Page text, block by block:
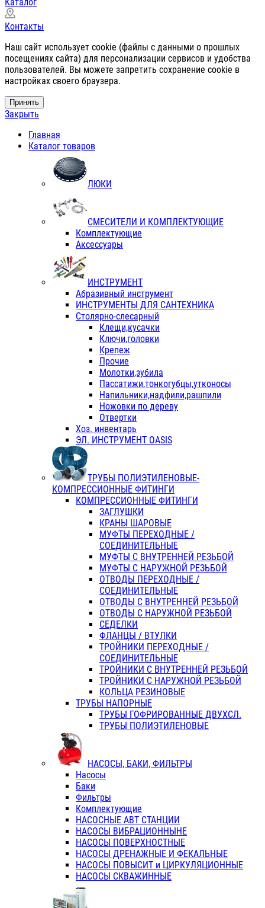
Контакты
Наш сайт использует cookie (файлы с данными о прошлых
посещениях сайта) для персонализации сервисов и удобства
пользователей. Вы можете запретить сохранение cookie в
настройках своего браузера.
Принять
Закрыть
Главная
Каталог товаров
ЛЮКИ
СМЕСИТЕЛИ И КОМПЛЕКТУЮЩИЕ
Комплектующие
Аксессуары
ИНСТРУМЕНТ
Абразивный инструмент
ИНСТРУМЕНТЫ ДЛЯ САНТЕХНИКА
Столярно-слесарный
Клещи,кусачки
Ключи,головки
Крепеж
Прочие
Молотки,зубила
Пассатижи,тонкогубцы,утконосы
Напильники,надфили,рашпили
Ножовки по дереву
Отвертки
Хоз. инвентарь
ЭЛ. ИНСТРУМЕНТ OASIS
ТРУБЫ ПОЛИЭТИЛЕНОВЫЕ-
КОМПРЕССИОННЫЕ ФИТИНГИ
КОМПРЕССИОННЫЕ ФИТИНГИ
ЗАГЛУШКИ
КРАНЫ ШАРОВЫЕ
МУФТЫ ПЕРЕХОДНЫЕ /
СОЕДИНИТЕЛЬНЫЕ
МУФТЫ С ВНУТРЕННЕЙ РЕЗЬБОЙ
МУФТЫ С НАРУЖНОЙ РЕЗЬБОЙ
ОТВОДЫ ПЕРЕХОДНЫЕ /
СОЕДИНИТЕЛЬНЫЕ
ОТВОДЫ С ВНУТРЕННЕЙ РЕЗЬБОЙ
ОТВОДЫ С НАРУЖНОЙ РЕЗЬБОЙ
СЕДЕЛКИ
ФЛАНЦЫ / ВТУЛКИ
ТРОЙНИКИ ПЕРЕХОДНЫЕ /
СОЕДИНИТЕЛЬНЫЕ
ТРОЙНИКИ С ВНУТРЕННЕЙ РЕЗЬБОЙ
ТРОЙНИКИ С НАРУЖНОЙ РЕЗЬБОЙ
КОЛЬЦА РЕЗИНОВЫЕ
ТРУБЫ НАПОРНЫЕ
ТРУБЫ ГОФРИРОВАННЫЕ ДВУХСЛ.
ТРУБЫ ПОЛИЭТИЛЕНОВЫЕ
НАСОСЫ, БАКИ, ФИЛЬТРЫ
Насосы
Баки
Фильтры
Комплектующие
НАСОСНЫЕ АВТ СТАНЦИИ
НАСОСЫ ВИБРАЦИОННЫНЕ
НАСОСЫ ПОВЕРХНОСТНЫЕ
НАСОСЫ ДРЕНАЖНЫЕ И ФЕКАЛЬНЫЕ
НАСОСЫ ПОВЫСИТ и ЦИРКУЛЯЦИОННЫЕ
НАСОСЫ СКВАЖИННЫЕ